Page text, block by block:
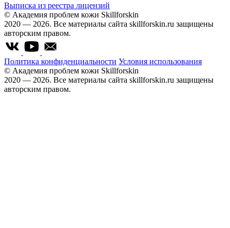
Выписка из реестра лицензий
© Академия проблем кожи Skillforskin
2020 — 2026. Все материалы сайта skillforskin.ru защищены
авторским правом.
Политика конфиденциальности Условия использования
© Академия проблем кожи Skillforskin
2020 — 2026. Все материалы сайта skillforskin.ru защищены
авторским правом.